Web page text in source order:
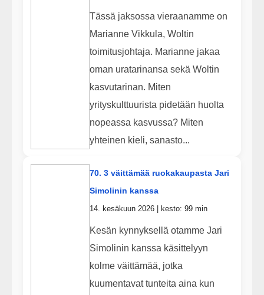
Tässä jaksossa vieraanamme on
Marianne Vikkula, Woltin
toimitusjohtaja. Marianne jakaa
oman uratarinansa sekä Woltin
kasvutarinan. Miten
yrityskulttuurista pidetään huolta
nopeassa kasvussa? Miten
yhteinen kieli, sanasto...
70. 3 väittämää ruokakaupasta Jari
Simolinin kanssa
14. kesäkuun 2026 | kesto: 99 min
Kesän kynnyksellä otamme Jari
Simolinin kanssa käsittelyyn
kolme väittämää, jotka
kuumentavat tunteita aina kun